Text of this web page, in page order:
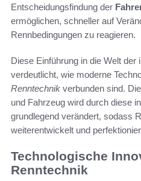
Entscheidungsfindung der
ermöglichen, schneller auf
Rennbedingungen zu reagieren.
Diese Einführung in die Welt der
verdeutlicht, wie moderne
Renntechnik verbunden sind.
und Fahrzeug wird durch diese
grundlegend verändert, sodass
weiterentwickelt und
Technologische
Renntechnik